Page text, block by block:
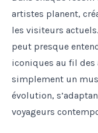
artistes planent,
les visiteurs
peut presque
iconiques au fil des
simplement un
évolution,
voyageurs